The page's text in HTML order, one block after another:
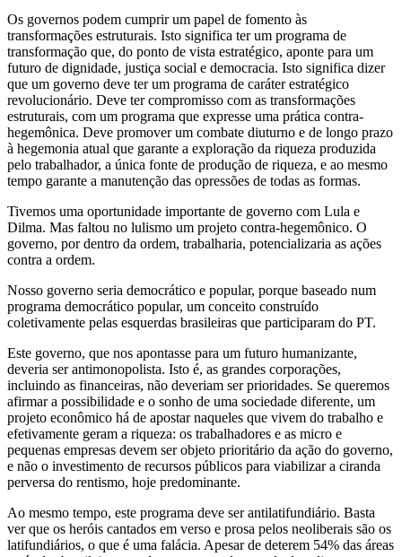
Os governos podem cumprir um papel de fomento às
transformações estruturais. Isto significa ter um programa de
transformação que, do ponto de vista estratégico, aponte para um
futuro de dignidade, justiça social e democracia. Isto significa dizer
que um governo deve ter um programa de caráter estratégico
revolucionário. Deve ter compromisso com as transformações
estruturais, com um programa que expresse uma prática contra-
hegemônica. Deve promover um combate diuturno e de longo prazo
à hegemonia atual que garante a exploração da riqueza produzida
pelo trabalhador, a única fonte de produção de riqueza, e ao mesmo
tempo garante a manutenção das opressões de todas as formas.
Tivemos uma oportunidade importante de governo com Lula e
Dilma. Mas faltou no lulismo um projeto contra-hegemônico. O
governo, por dentro da ordem, trabalharia, potencializaria as ações
contra a ordem.
Nosso governo seria democrático e popular, porque baseado num
programa democrático popular, um conceito construído
coletivamente pelas esquerdas brasileiras que participaram do PT.
Este governo, que nos apontasse para um futuro humanizante,
deveria ser antimonopolista. Isto é, as grandes corporações,
incluindo as financeiras, não deveriam ser prioridades. Se queremos
afirmar a possibilidade e o sonho de uma sociedade diferente, um
projeto econômico há de apostar naqueles que vivem do trabalho e
efetivamente geram a riqueza: os trabalhadores e as micro e
pequenas empresas devem ser objeto prioritário da ação do governo,
e não o investimento de recursos públicos para viabilizar a ciranda
perversa do rentismo, hoje predominante.
Ao mesmo tempo, este programa deve ser antilatifundiário. Basta
ver que os heróis cantados em verso e prosa pelos neoliberais são os
latifundiários, o que é uma falácia. Apesar de deterem 54% das áreas